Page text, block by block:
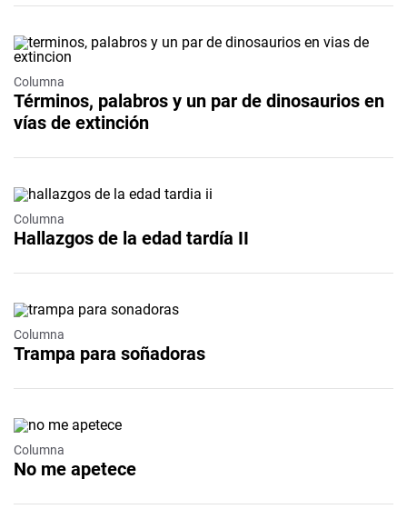
Columna
Términos, palabros y un par de dinosaurios en
vías de extinción
Columna
Hallazgos de la edad tardía II
Columna
Trampa para soñadoras
Columna
No me apetece